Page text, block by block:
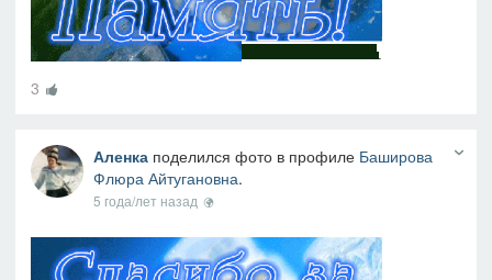
3
Аленкаподелился фото в профиле Баширова
Флюра Айтугановна.
5 года/лет назад